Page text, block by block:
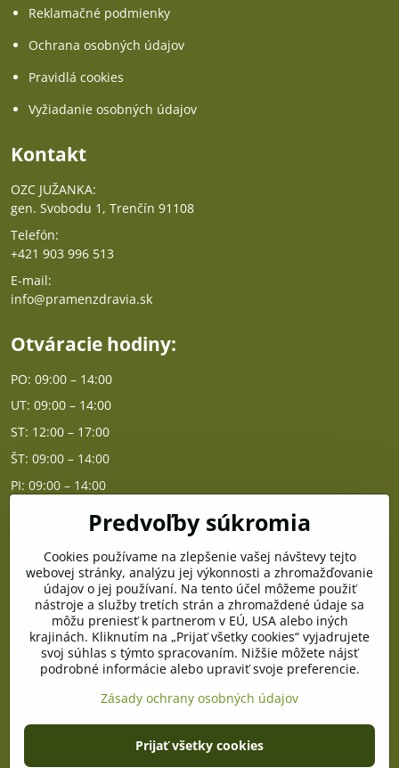
Reklamačné podmienky
Ochrana osobných údajov
Pravidlá cookies
Vyžiadanie osobných údajov
Kontakt
OZC JUŽANKA:
gen. Svobodu 1, Trenčín 91108
Telefón:
+421 903 996 513
E-mail:
info@pramenzdravia.sk
Otváracie hodiny:
PO: 09:00 – 14:00
UT: 09:00 – 14:00
ST: 12:00 – 17:00
ŠT: 09:00 – 14:00
PI: 09:00 – 14:00
PO - PIA od 10:00 do 14:00
Telefón poradňa:
+421 903 996 513
E-mail:
poradna@pramenzdravia.sk
©2026Copyright
Predvoľby súkromiaZásady ochrany osobných údajov
Predvoľby súkromia
Cookies používame na zlepšenie vašej návštevy tejto
webovej stránky, analýzu jej výkonnosti a zhromažďovanie
údajov o jej používaní. Na tento účel môžeme použiť
nástroje a služby tretích strán a zhromaždené údaje sa
môžu preniesť k partnerom v EÚ, USA alebo iných
krajinách. Kliknutím na „Prijať všetky cookies“ vyjadrujete
svoj súhlas s týmto spracovaním. Nižšie môžete nájsť
podrobné informácie alebo upraviť svoje preferencie.
Zásady ochrany osobných údajov
Prijať všetky cookies